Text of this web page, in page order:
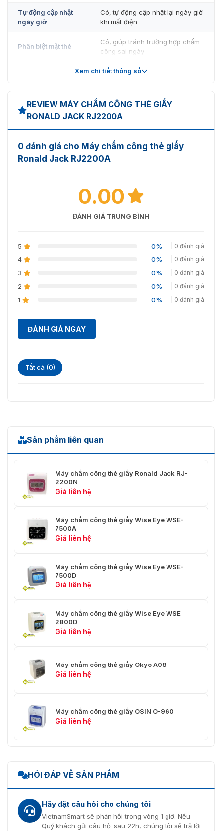
Tự động cập nhật
ngày giờ
Có, tự động cập nhật lại ngày giờ
khi mất điện
Phân biệt mặt thẻ
Có, giúp tránh trường hợp chấm
công sai ngày
Có, đổi màu khi đi trễ hoặc về
Dung lượng quản
lý
250 nhân viên
Nguồn lưu trữ dự
Màn hình hiển thị Màn hình LCD lớn
báo giờ
Có
Thiết kế
Môi trường sử
dụng
Văn phòng, nhà xưởng, cơ quan,
công ty, khách sạn, ngân hàng,
Xem chi tiết thông số
REVIEW MÁY CHẤM CÔNG THẺ GIẤY
RONALD JACK RJ2200A
0 đánh giá cho Máy chấm công thẻ giấy
Ronald Jack RJ2200A
0.00
ĐÁNH GIÁ TRUNG BÌNH
5 0% | 0 đánh giá
4 0% | 0 đánh giá
3 0% | 0 đánh giá
2 0% | 0 đánh giá
1 0% | 0 đánh giá
ĐÁNH GIÁ NGAY
Tất cả (0)
Sản phẩm liên quan
Máy chấm công thẻ giấy Ronald Jack RJ-
2200N
Giá liên hệ
Máy chấm công thẻ giấy Wise Eye WSE-
7500A
Giá liên hệ
Máy chấm công thẻ giấy Wise Eye WSE-
7500D
Giá liên hệ
Máy chấm công thẻ giấy Wise Eye WSE
2800D
Giá liên hệ
Máy chấm công thẻ giấy Okyo A08
Giá liên hệ
Máy chấm công thẻ giấy OSIN O-960
Giá liên hệ
HỎI ĐÁP VỀ SẢN PHẨM
Hãy đặt câu hỏi cho chúng tôi
VietnamSmart sẽ phản hồi trong vòng 1 giờ. Nếu
Quý khách gửi câu hỏi sau 22h, chúng tôi sẽ trả lời